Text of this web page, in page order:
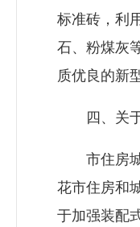
标准砖，利
石、粉煤灰
质优良的新
四、关于“
市住房城
花市住房和
于加强装配